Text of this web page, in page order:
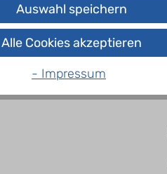
Auswahl speichern
Alle Cookies akzeptieren
- Impressum